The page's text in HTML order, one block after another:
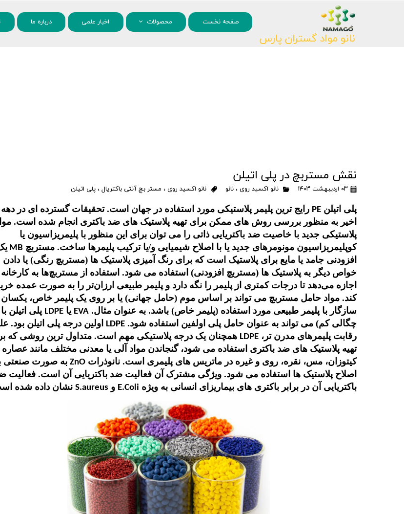
صفحه نخست محصولات اخبار علمی درباره ما
نانو مواد گستران پارس
۰
نقش مستربچ در پلی اتیلن
۰۳ اردیبهشت ۱۴۰۳ نانو اکسید روی، نانو نانو اکسید روی، مستر بچ آنتی باکتریال، پلی اتیلن
پلی اتیلن PE رایج ترین پلیمر پلاستیکی مورد استفاده در جهان است. تحقیقات گسترده ای در
اخیر به منظور بررسی روش های ممکن برای تهیه پلاستیک های ضد باکتری انجام شده است.
پلاستیکی جدید با خاصیت ضد باکتریایی ذاتی را می توان برای این منظور با پلیمریزاسیون یا
کوپلیمریزاسیون مونومرهای جدید یا با اصلاح شیمیایی و/یا ترکیب پلیمرها ساخت. مستربچ MB
افزودنی جامد یا مایع برای پلاستیک است که برای رنگ آمیزی پلاستیک ها (مستربچ رنگی) یا دادن
خواص دیگر به پلاستیک ها (مستربچ افزودنی) استفاده می شود. استفاده از مستربچ‌ها به کارخانه
اجازه می‌دهد تا درجات کمتری از پلیمر را نگه دارد و پلیمر طبیعی ارزان‌تر را به صورت عمده
کند. مواد حامل مستربچ می تواند بر اساس موم (حامل جهانی) یا بر روی یک پلیمر خاص، یکسان
سازگار با پلیمر طبیعی مورد استفاده (پلیمر خاص) باشد. به عنوان مثال. EVA یا LDPE پلی اتیلن با
چگالی کم) می تواند به عنوان حامل پلی اولفین استفاده شود. LDPE اولین درجه پلی اتیلن بود.
رقابت پلیمرهای مدرن تر، LDPE همچنان یک درجه پلاستیکی مهم است. متداول ترین روشی که
تهیه پلاستیک های ضد باکتری استفاده می شود، گنجاندن مواد آلی یا معدنی مختلف مانند
کیتوزان، مس، نقره، روی و غیره در ماتریس های پلیمری است. نانوذرات ZnOبه صورت صنعتی
اصلاح پلاستیک ها استفاده می شود. ویژگی مشترک آن فعالیت ضد باکتریایی آن است. فعالیت
باکتریایی آن در برابر باکتری های بیماریزای انسانی به ویژه E.Coli و S.aureusنشان داده شده